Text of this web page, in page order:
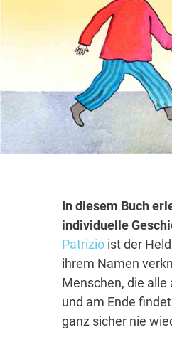
In diesem Buch
individuelle
Patrizio ist der
ihrem Namen
Menschen, die
und am Ende
ganz sicher nie